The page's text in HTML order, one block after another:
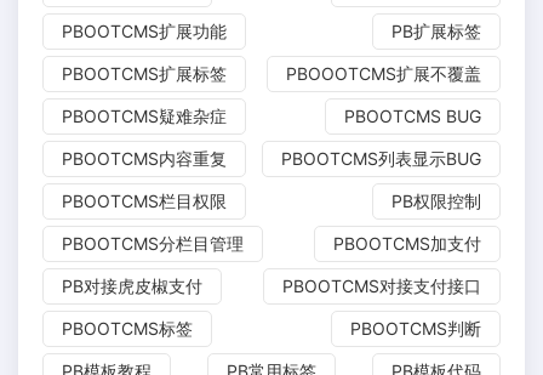
PBOOTCMS扩展功能 PB扩展标签
PBOOTCMS扩展标签 PBOOOTCMS扩展不覆盖
PBOOTCMS疑难杂症 PBOOTCMS BUG
PBOOTCMS内容重复 PBOOTCMS列表显示BUG
PBOOTCMS栏目权限 PB权限控制
PBOOTCMS分栏目管理 PBOOTCMS加支付
PB对接虎皮椒支付 PBOOTCMS对接支付接口
PBOOTCMS标签 PBOOTCMS判断
PB模板教程 PB常用标签 PB模板代码